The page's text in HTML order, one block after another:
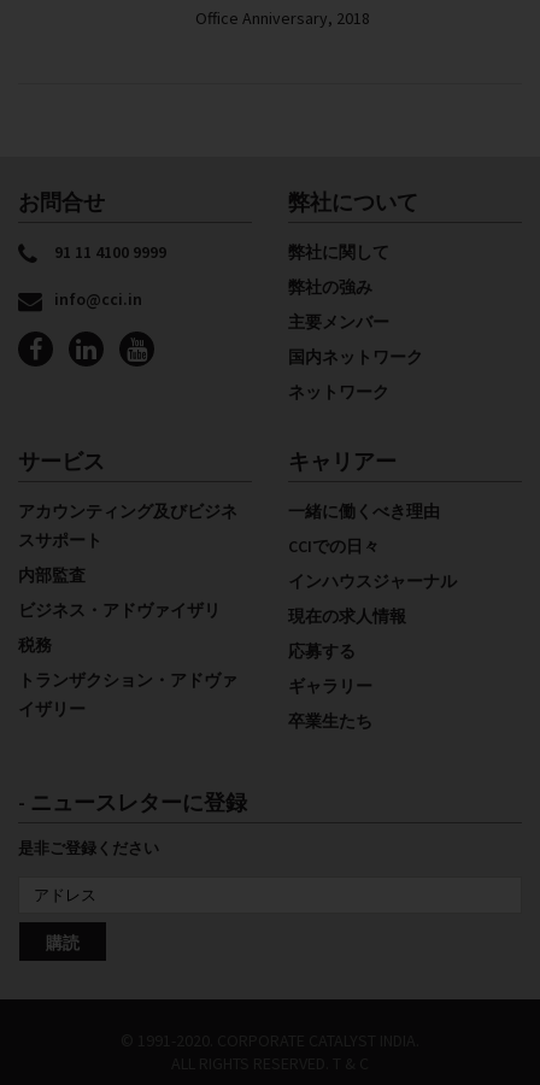
Office Anniversary, 2018
お問合せ
91 11 4100 9999
info@cci.in
弊社について
弊社に関して
弊社の強み
主要メンバー
国内ネットワーク
ネットワーク
サービス
アカウンティング及びビジネ
スサポート
内部監査
ビジネス・アドヴァイザリ
税務
トランザクション・アドヴァ
イザリー
キャリアー
一緒に働くべき理由
CCIでの日々
インハウスジャーナル
現在の求人情報
応募する
ギャラリー
卒業生たち
- ニュースレターに登録
是非ご登録ください
購読